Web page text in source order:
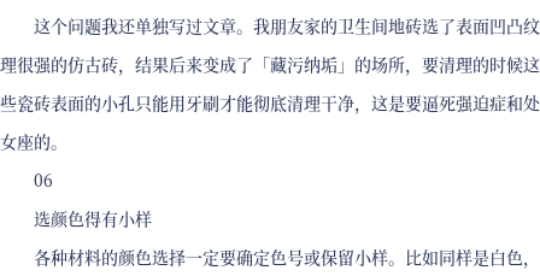
这个问题我还单独写过文章。我朋友家的卫生间地砖选了表面凹凸纹
理很强的仿古砖，结果后来变成了「藏污纳垢」的场所，要清理的时候这
些瓷砖表面的小孔只能用牙刷才能彻底清理干净，这是要逼死强迫症和处
女座的。
06
选颜色得有小样
各种材料的颜色选择一定要确定色号或保留小样。比如同样是白色，